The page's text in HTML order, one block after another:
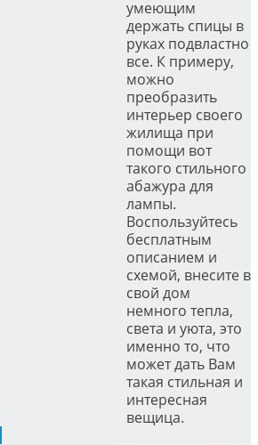
умеющим
держать спицы в
руках подвластно
все. К примеру,
можно
преобразить
интерьер своего
жилища при
помощи вот
такого стильного
абажура для
лампы.
Воспользуйтесь
бесплатным
описанием и
схемой, внесите в
свой дом
немного тепла,
света и уюта, это
именно то, что
может дать Вам
такая стильная и
интересная
вещица.